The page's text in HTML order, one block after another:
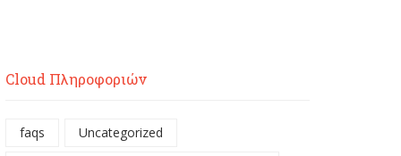
Cloud Πληροφοριών
faqs
Uncategorized